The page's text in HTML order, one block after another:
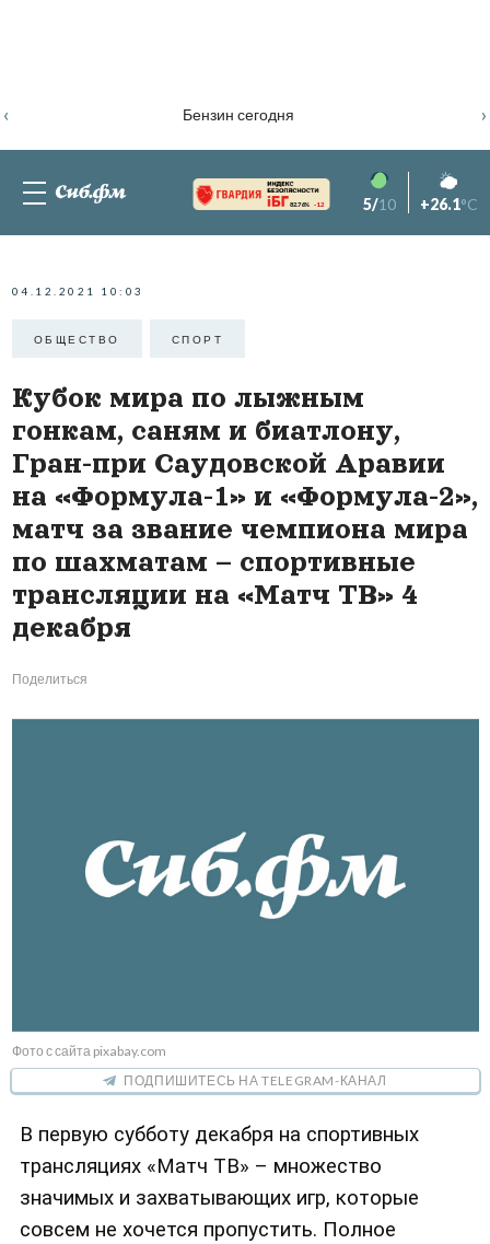
Бензин сегодня
‹ ›
82.76% -1.2 5/10 +26.1°C
04.12.2021 10:03
ОБЩЕСТВО СПОРТ
Кубок мира по лыжным
гонкам, саням и биатлону,
Гран-при Саудовской Аравии
на «Формула-1» и «Формула-2»,
матч за звание чемпиона мира
по шахматам – спортивные
трансляции на «Матч ТВ» 4
декабря
Поделиться
Фото с сайта pixabay.com
ПОДПИШИТЕСЬ НА TELEGRAM-КАНАЛ
В первую субботу декабря на спортивных
трансляциях «Матч ТВ» – множество
значимых и захватывающих игр, которые
совсем не хочется пропустить. Полное